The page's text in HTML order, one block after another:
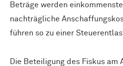
Beträge werden
nachträgliche
führen so zu einer
Die Beteiligung des Fiskus am